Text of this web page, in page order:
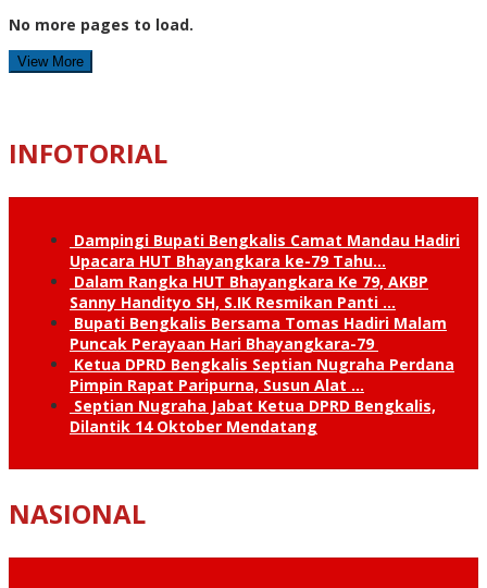
No more pages to load.
View More
INFOTORIAL
Dampingi Bupati Bengkalis Camat Mandau Hadiri
Upacara HUT Bhayangkara ke-79 Tahu…
Dalam Rangka HUT Bhayangkara Ke 79, AKBP
Sanny Handityo SH, S.IK Resmikan Panti …
Bupati Bengkalis Bersama Tomas Hadiri Malam
Puncak Perayaan Hari Bhayangkara-79
Ketua DPRD Bengkalis Septian Nugraha Perdana
Pimpin Rapat Paripurna, Susun Alat …
Septian Nugraha Jabat Ketua DPRD Bengkalis,
Dilantik 14 Oktober Mendatang
NASIONAL